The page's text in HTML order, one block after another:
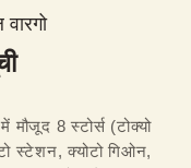
8 स्टोर्स (टोक्यो
स्टेशन, क्योटो गिओन,